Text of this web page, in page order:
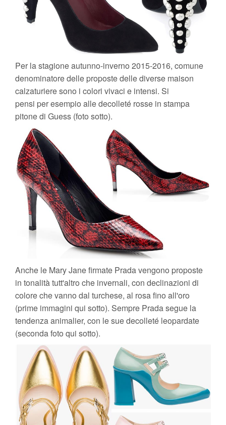
Per la stagione autunno-inverno 2015-2016, comune
denominatore delle proposte delle diverse maison
calzaturiere sono i colori vivaci e intensi. Si
pensi per esempio alle decolleté rosse in stampa
pitone di Guess (foto sotto).
Anche le Mary Jane firmate Prada vengono proposte
in tonalità tutt'altro che invernali, con declinazioni di
colore che vanno dal turchese, al rosa fino all'oro
(prime immagini qui sotto). Sempre Prada segue la
tendenza animalier, con le sue decolleté leopardate
(seconda foto qui sotto).